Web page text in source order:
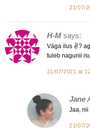
21/07/
H-M says:
Väga ilus ✌️?
tuleb nagunii
21/07/2021 at
Jane
Jaa, nii
21/07/